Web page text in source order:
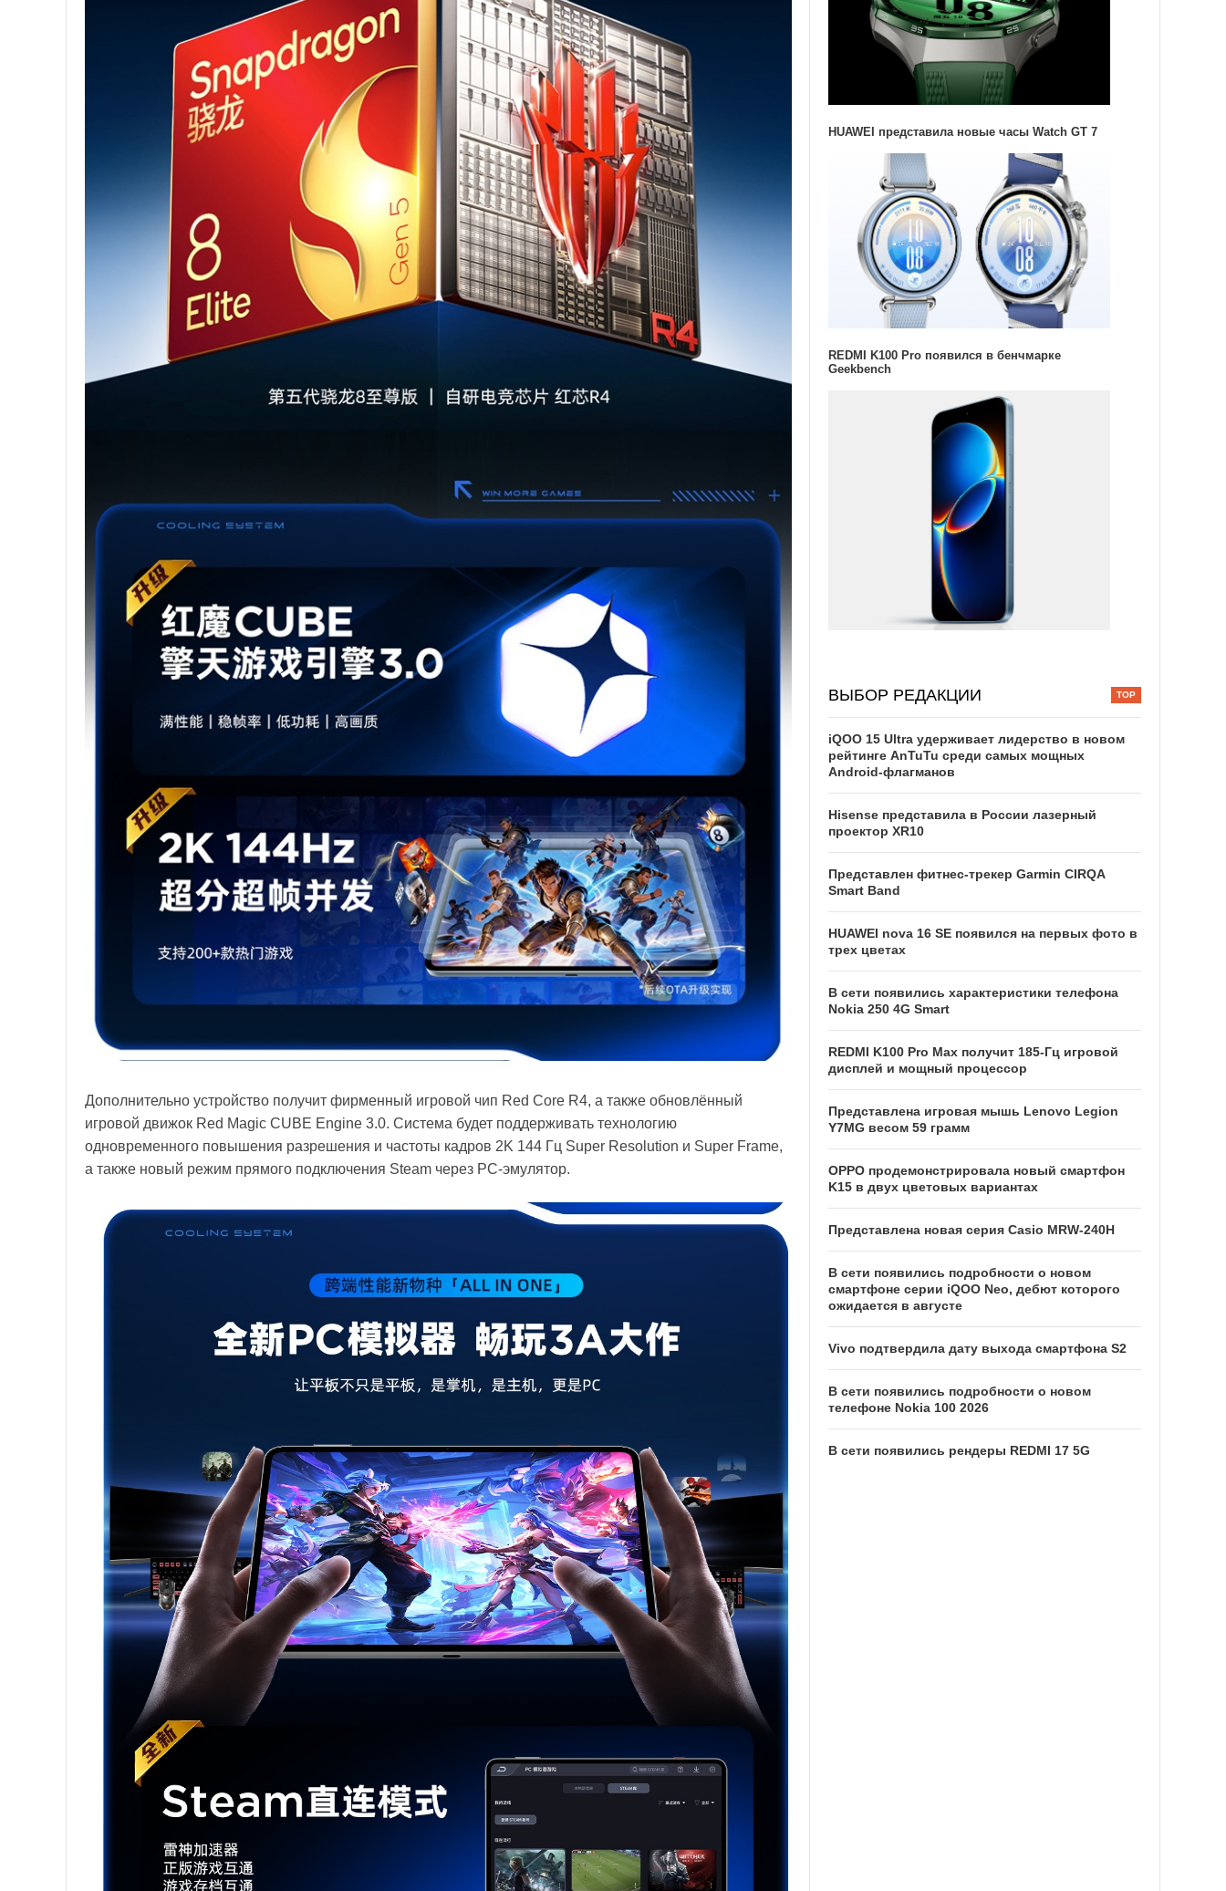
Дополнительно устройство получит фирменный игровой чип Red Core R4, а также обновлённый
игровой движок Red Magic CUBE Engine 3.0. Система будет поддерживать технологию
одновременного повышения разрешения и частоты кадров 2K 144 Гц Super Resolution и Super Frame,
а также новый режим прямого подключения Steam через PC-эмулятор.
HUAWEI представила новые часы Watch GT 7
REDMI K100 Pro появился в бенчмарке
Geekbench
ВЫБОР РЕДАКЦИИ
iQOO 15 Ultra удерживает лидерство в новом
рейтинге AnTuTu среди самых мощных
Android-флагманов
Hisense представила в России лазерный
проектор XR10
Представлен фитнес-трекер Garmin CIRQA
Smart Band
HUAWEI nova 16 SE появился на первых фото в
трех цветах
В сети появились характеристики телефона
Nokia 250 4G Smart
REDMI K100 Pro Max получит 185-Гц игровой
дисплей и мощный процессор
Представлена игровая мышь Lenovo Legion
Y7MG весом 59 грамм
OPPO продемонстрировала новый смартфон
K15 в двух цветовых вариантах
Представлена новая серия Casio MRW-240H
В сети появились подробности о новом
смартфоне серии iQOO Neo, дебют которого
ожидается в августе
Vivo подтвердила дату выхода смартфона S2
В сети появились подробности о новом
телефоне Nokia 100 2026
В сети появились рендеры REDMI 17 5G